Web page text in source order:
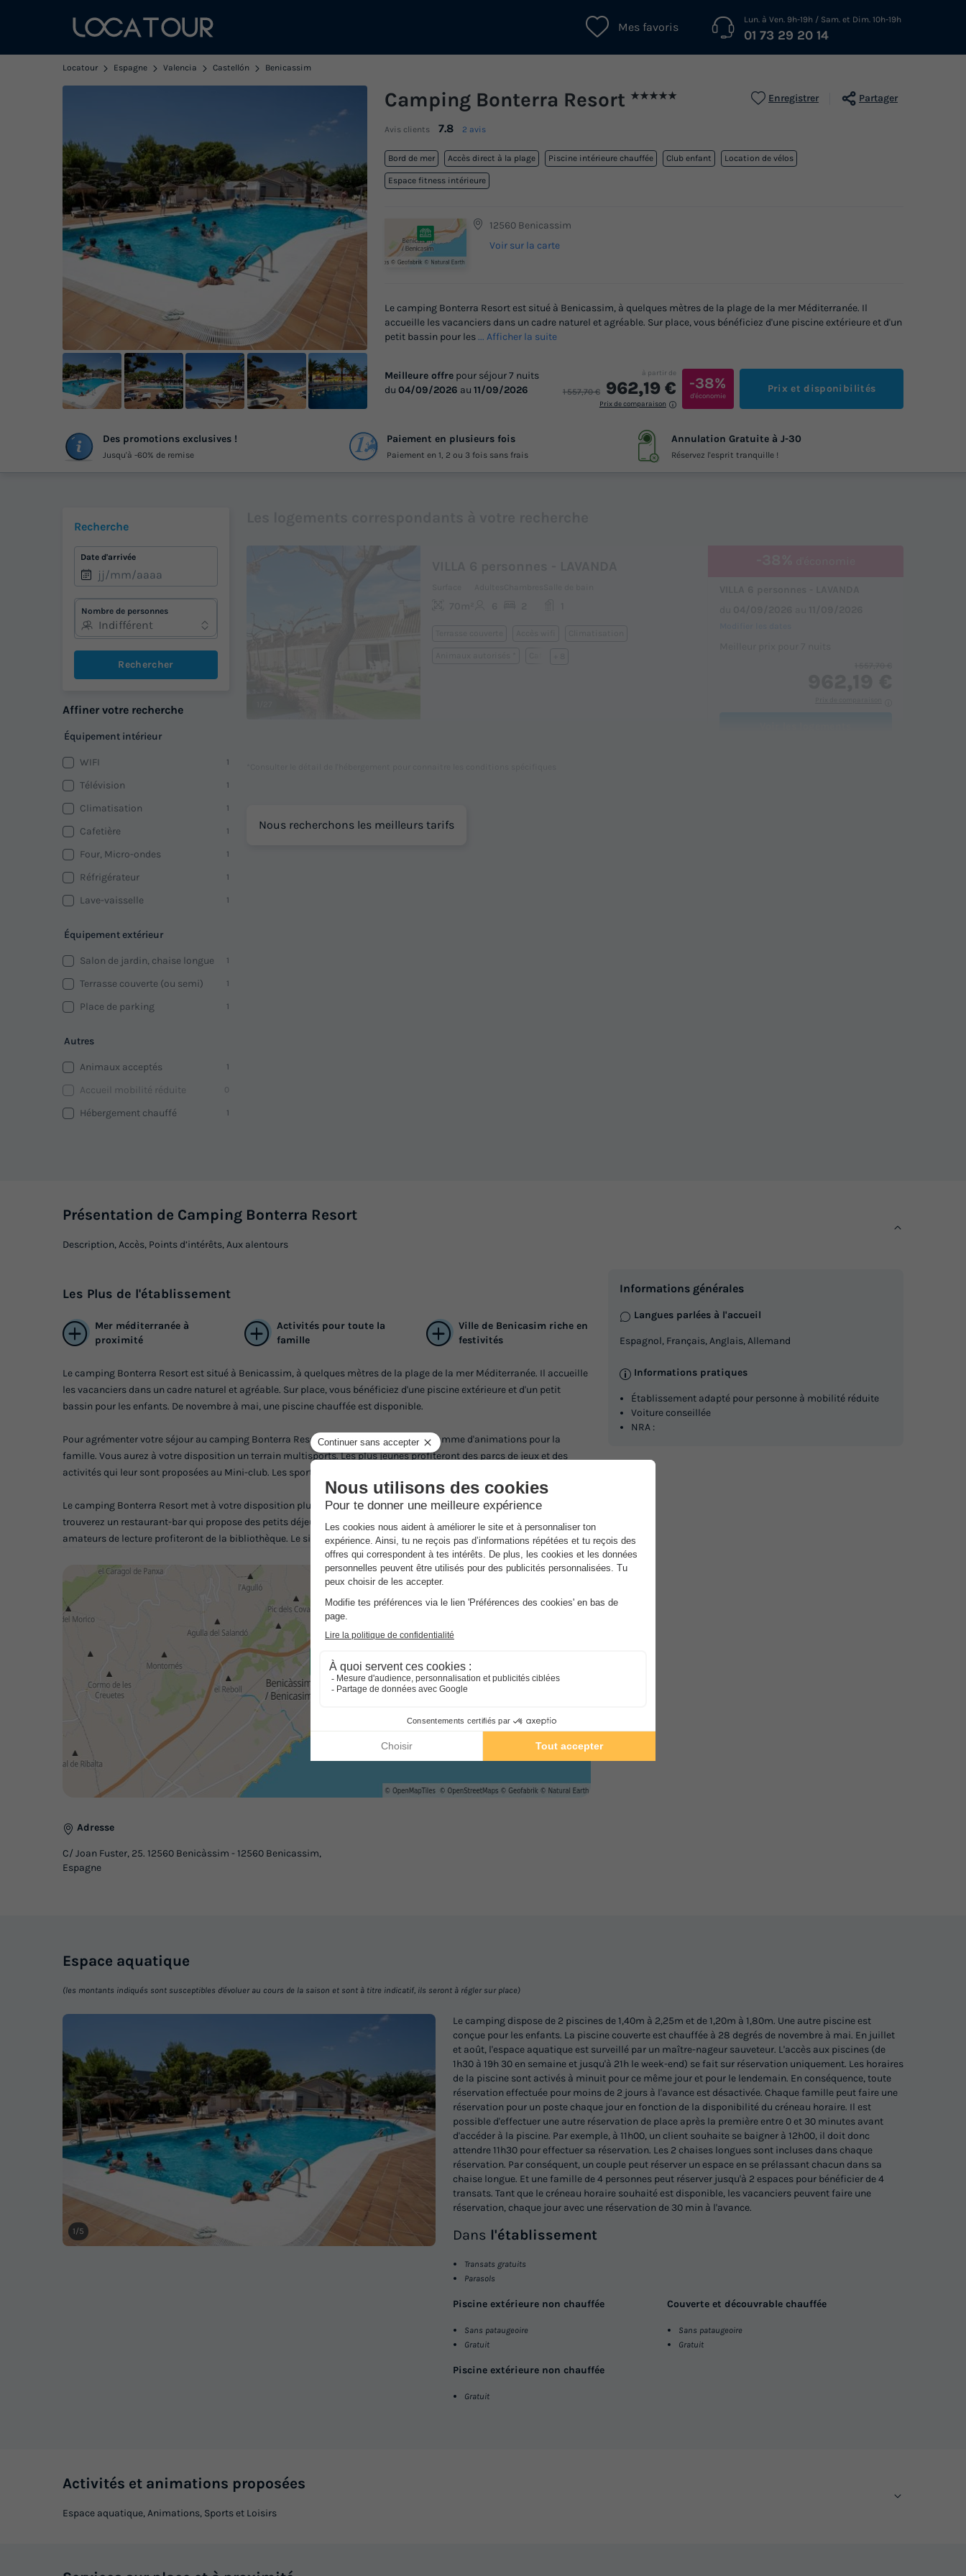
Mes favoris
Lun. à Ven. 9h-19h / Sam. et Dim. 10h-19h
01 73 29 20 14
Locatour Espagne Valencia Castellón Benicassim
Camping Bonterra Resort ★★★★★ Enregistrer Partager
Avis clients 7.8 2 avis
Bord de mer Accès direct à la plage Piscine intérieure chauffée Club enfant Location de vélos
Espace fitness intérieure
12560 Benicassim
Voir sur la carte
Le camping Bonterra Resort est situé à Benicassim, à quelques mètres de la plage de la mer Méditerranée. Il
accueille les vacanciers dans un cadre naturel et agréable. Sur place, vous bénéficiez d'une piscine extérieure et d'un
petit bassin pour les... Afficher la suite
Meilleure offre pour séjour 7 nuits
du 04/09/2026 au 11/09/2026
à partir de
1 557,70 € 962,19 €
Prix de comparaison
-38%
d'économie
Prix et disponibilités
Des promotions exclusives !
Jusqu'à -60% de remise
Paiement en plusieurs fois
Paiement en 1, 2 ou 3 fois sans frais
Annulation Gratuite à J-30
Réservez l'esprit tranquille !
Recherche
Date d'arrivée
Nombre de personnes
Indifférent
Rechercher
Affiner votre recherche
Équipement intérieur
WIFI 1
Télévision 1
Climatisation 1
Cafetière 1
Four, Micro-ondes 1
Réfrigérateur 1
Lave-vaisselle 1
Équipement extérieur
Salon de jardin, chaise longue 1
Terrasse couverte (ou semi) 1
Place de parking 1
Autres
Animaux acceptés 1
Accueil mobilité réduite 0
Hébergement chauffé 1
Nous recherchons les meilleurs tarifs
Présentation de Camping Bonterra Resort
Description, Accès, Points d’intérêts, Aux alentours
Les Plus de l'établissement
Mer méditerranée à
proximité
Activités pour toute la
famille
Ville de Benicasim riche en
festivités
Le camping Bonterra Resort est situé à Benicassim, à quelques mètres de la plage de la mer Méditerranée. Il accueille
les vacanciers dans un cadre naturel et agréable. Sur place, vous bénéficiez d'une piscine extérieure et d'un petit
bassin pour les enfants. De novembre à mai, une piscine chauffée est disponible.
Pour agrémenter votre séjour au camping Bonterra Resort, il vous propose un programme d'animations pour la
famille. Vous aurez à votre disposition un terrain multisports. Les plus jeunes profiteront des parcs de jeux et des
activités qui leur sont proposées au Mini-club. Les sportifs peuvent se rendre à la salle de gym bien équipée.
Le camping Bonterra Resort met à votre disposition plusieurs services afin de rendre votre séjour plus agréable. Vous
trouverez un restaurant-bar qui propose des petits déjeuners et déjeuners et aussi des menus à emporter. Les
amateurs de lecture profiteront de la bibliothèque. Le site propose également un accès wifi.
Adresse
C/ Joan Fuster, 25. 12560 Benicàssim - 12560 Benicassim,
Espagne
Informations générales
Langues parlées à l'accueil
Espagnol, Français, Anglais, Allemand
Informations pratiques
Établissement adapté pour personne à mobilité réduite
Voiture conseillée
NRA :
Espace aquatique
(les montants indiqués sont susceptibles d'évoluer au cours de la saison et sont à titre indicatif, ils seront à régler sur place)
1/5
Le camping dispose de 2 piscines de 1,40m à 2,25m et de 1,20m à 1,80m. Une autre piscine est
conçue pour les enfants. La piscine couverte est chauffée à 28 degrés de novembre à mai. En juillet
et août, l'espace aquatique est surveillé par un maître-nageur sauveteur. L'accès aux piscines (de
1h30 à 19h 30 en semaine et jusqu'à 21h le week-end) se fait sur réservation uniquement. Les horaires
de la piscine sont activés à minuit pour ce même jour et pour le lendemain. En conséquence, toute
réservation effectuée pour moins de 2 jours à l'avance est désactivée. Chaque famille peut faire une
réservation pour un poste chaque jour en fonction de la disponibilité du créneau horaire. Il est
possible d'effectuer une autre réservation de place après la première entre 0 et 30 minutes avant
d'accéder à la piscine. Par exemple, à 11h00, un client souhaite se baigner à 12h00, il doit donc
attendre 11h30 pour effectuer sa réservation. Les 2 chaises longues sont incluses dans chaque
réservation. Par conséquent, un couple peut réserver un espace en se prélassant chacun dans sa
chaise longue. Et une famille de 4 personnes peut réserver jusqu'à 2 espaces pour bénéficier de 4
transats. Tant que le créneau horaire souhaité est disponible, les vacanciers peuvent faire une
réservation, chaque jour avec une réservation de 30 min à l'avance.
Dans l'établissement
Transats gratuits
Parasols
Piscine extérieure non chauffée
Sans pataugeoire
Gratuit
Couverte et découvrable chauffée
Sans pataugeoire
Gratuit
Piscine extérieure non chauffée
Gratuit
Activités et animations proposées
Espace aquatique, Animations, Sports et Loisirs